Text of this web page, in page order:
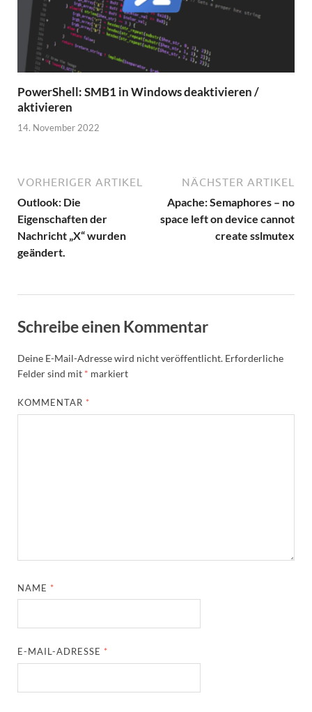
PowerShell: SMB1 in Windows deaktivieren /
aktivieren
14. November 2022
VORHERIGER ARTIKEL
Outlook: Die
Eigenschaften der
Nachricht „X“ wurden
geändert.
NÄCHSTER ARTIKEL
Apache: Semaphores – no
space left on device cannot
create sslmutex
Schreibe einen Kommentar
Deine E-Mail-Adresse wird nicht veröffentlicht. Erforderliche
Felder sind mit * markiert
KOMMENTAR *
NAME *
E-MAIL-ADRESSE *